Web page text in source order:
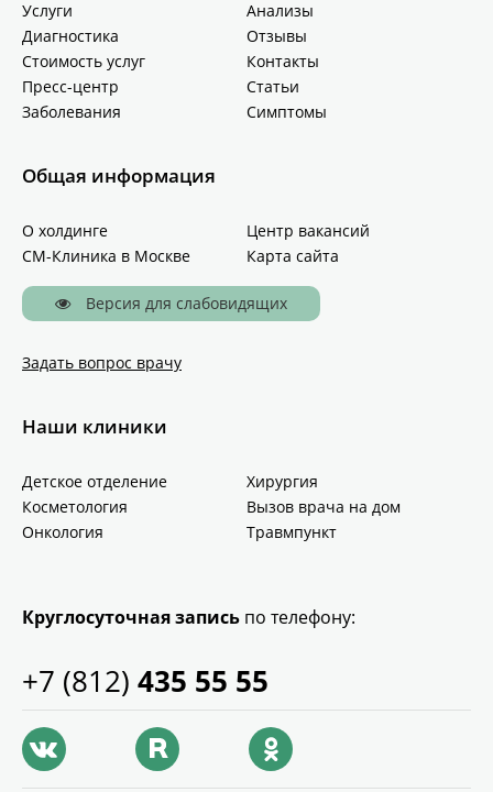
Услуги
Анализы
Диагностика
Отзывы
Стоимость услуг
Контакты
Пресс-центр
Статьи
Заболевания
Симптомы
Общая информация
О холдинге
Центр вакансий
СМ-Клиника в Москве
Карта сайта
Версия для слабовидящих
Задать вопрос врачу
Наши клиники
Детское отделение
Хирургия
Косметология
Вызов врача на дом
Онкология
Травмпункт
Круглосуточная запись по телефону:
+7 (812) 435 55 55